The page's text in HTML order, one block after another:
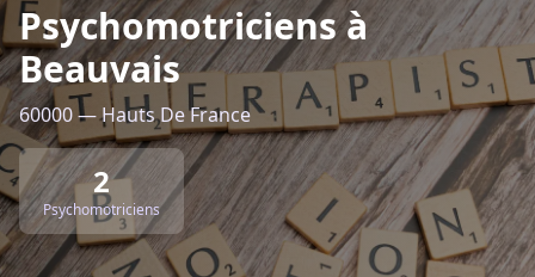
Psychomotriciens à
Beauvais
60000 — Hauts De France
2
Psychomotriciens